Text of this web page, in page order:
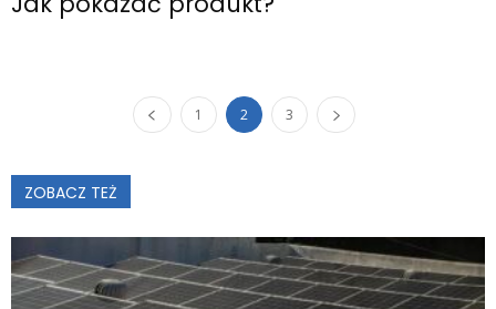
1 2 3
ZOBACZ TEŻ